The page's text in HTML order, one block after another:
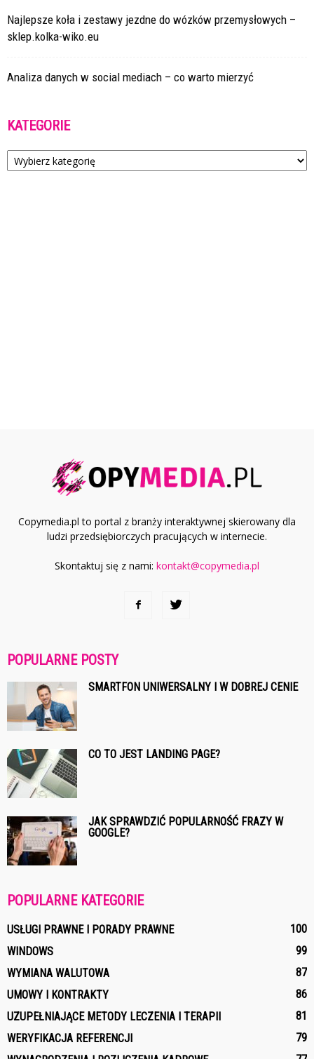
Najlepsze koła i zestawy jezdne do wózków przemysłowych –
sklep.kolka-wiko.eu
Analiza danych w social mediach – co warto mierzyć
KATEGORIE
Kategorie
Copymedia.pl to portal z branży interaktywnej skierowany dla
ludzi przedsiębiorczych pracujących w internecie.
Skontaktuj się z nami: kontakt@copymedia.pl
POPULARNE POSTY
SMARTFON UNIWERSALNY I W DOBREJ CENIE
CO TO JEST LANDING PAGE?
JAK SPRAWDZIĆ POPULARNOŚĆ FRAZY W
GOOGLE?
POPULARNE KATEGORIE
USŁUGI PRAWNE I PORADY PRAWNE
100
WINDOWS
99
WYMIANA WALUTOWA
87
UMOWY I KONTRAKTY
86
UZUPEŁNIAJĄCE METODY LECZENIA I TERAPII
81
WERYFIKACJA REFERENCJI
79